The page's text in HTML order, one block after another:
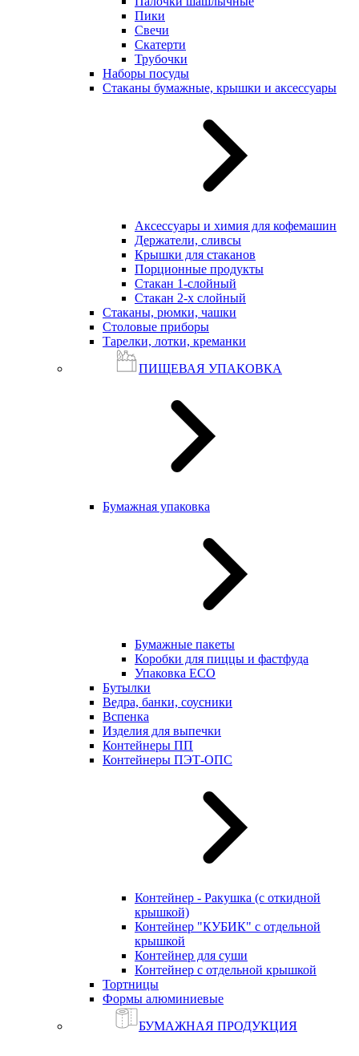
Пики
Свечи
Скатерти
Трубочки
Наборы посуды
Стаканы бумажные, крышки и аксессуары
Аксессуары и химия для кофемашин
Держатели, сливсы
Крышки для стаканов
Порционные продукты
Стакан 1-слойный
Стакан 2-х слойный
Стаканы, рюмки, чашки
Столовые приборы
Тарелки, лотки, креманки
ПИЩЕВАЯ УПАКОВКА
Бумажная упаковка
Бумажные пакеты
Коробки для пиццы и фастфуда
Упаковка ECO
Бутылки
Ведра, банки, соусники
Вспенка
Изделия для выпечки
Контейнеры ПП
Контейнеры ПЭТ-ОПС
Контейнер - Ракушка (с откидной
крышкой)
Контейнер "КУБИК" с отдельной
крышкой
Контейнер для суши
Контейнер с отдельной крышкой
Тортницы
Формы алюминиевые
БУМАЖНАЯ ПРОДУКЦИЯ